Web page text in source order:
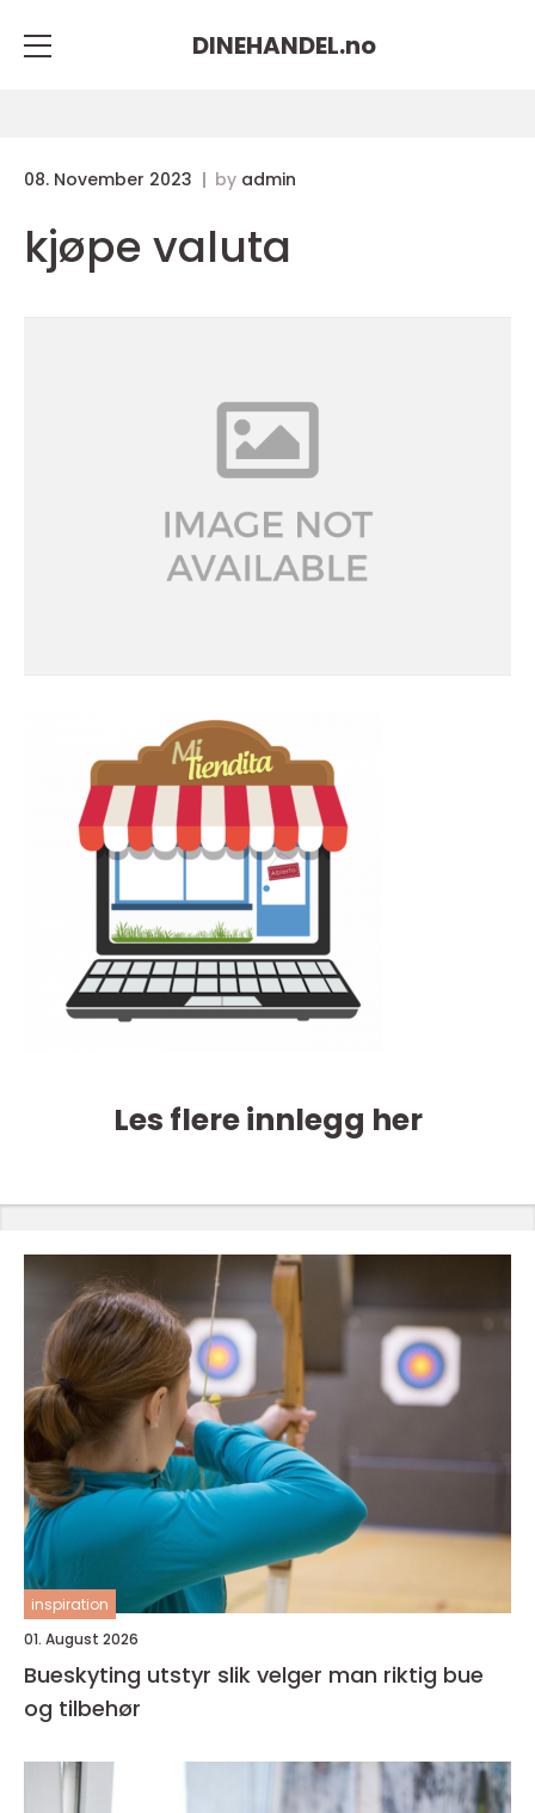
DINEHANDEL.no
08. November 2023 by admin
kjøpe valuta
Les flere innlegg her
inspiration
01. August 2026
Bueskyting utstyr slik velger man riktig bue
og tilbehør